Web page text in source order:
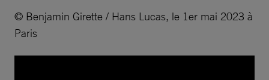
© Benjamin Girette / Hans Lucas, le 1er mai 2023 à
Paris